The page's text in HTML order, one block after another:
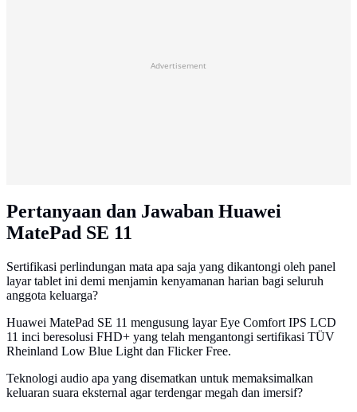
Advertisement
Pertanyaan dan Jawaban Huawei
MatePad SE 11
Sertifikasi perlindungan mata apa saja yang dikantongi oleh panel
layar tablet ini demi menjamin kenyamanan harian bagi seluruh
anggota keluarga?
Huawei MatePad SE 11 mengusung layar Eye Comfort IPS LCD
11 inci beresolusi FHD+ yang telah mengantongi sertifikasi TÜV
Rheinland Low Blue Light dan Flicker Free.
Teknologi audio apa yang disematkan untuk memaksimalkan
keluaran suara eksternal agar terdengar megah dan imersif?